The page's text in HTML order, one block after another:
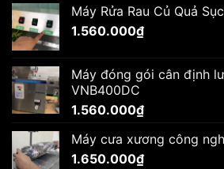
Máy Rửa Rau Củ Quả
1.560.000₫
Máy đóng gói cân định
VNB400DC
1.560.000₫
Máy cưa xương công
1.650.000₫